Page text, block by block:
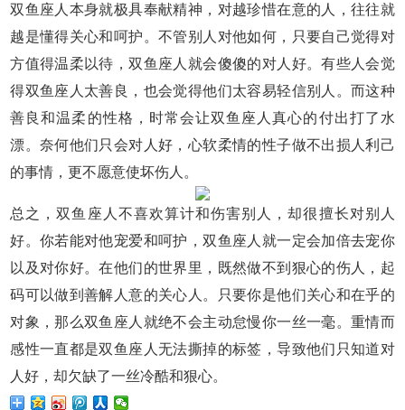
双鱼座人本身就极具奉献精神，对越珍惜在意的人，往往就
越是懂得关心和呵护。不管别人对他如何，只要自己觉得对
方值得温柔以待，双鱼座人就会傻傻的对人好。有些人会觉
得双鱼座人太善良，也会觉得他们太容易轻信别人。而这种
善良和温柔的性格，时常会让双鱼座人真心的付出打了水
漂。奈何他们只会对人好，心软柔情的性子做不出损人利己
的事情，更不愿意使坏伤人。
总之，双鱼座人不喜欢算计和伤害别人，却很擅长对别人
好。你若能对他宠爱和呵护，双鱼座人就一定会加倍去宠你
以及对你好。在他们的世界里，既然做不到狠心的伤人，起
码可以做到善解人意的关心人。只要你是他们关心和在乎的
对象，那么双鱼座人就绝不会主动怠慢你一丝一毫。重情而
感性一直都是双鱼座人无法撕掉的标签，导致他们只知道对
人好，却欠缺了一丝冷酷和狠心。